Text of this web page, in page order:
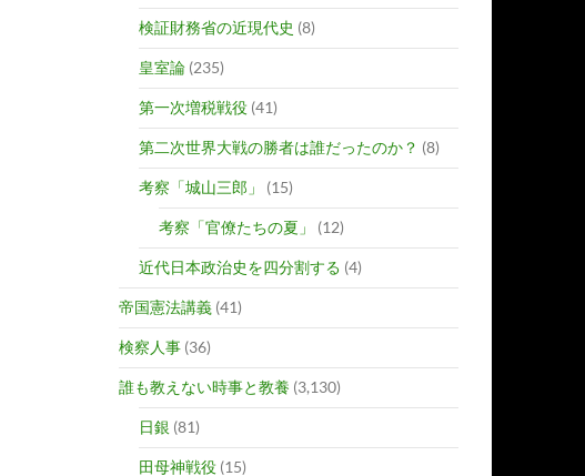
検証財務省の近現代史 (8)
皇室論 (235)
第一次増税戦役 (41)
第二次世界大戦の勝者は誰だったのか？ (8)
考察「城山三郎」 (15)
考察「官僚たちの夏」 (12)
近代日本政治史を四分割する (4)
帝国憲法講義 (41)
検察人事 (36)
誰も教えない時事と教養 (3,130)
日銀 (81)
田母神戦役 (15)